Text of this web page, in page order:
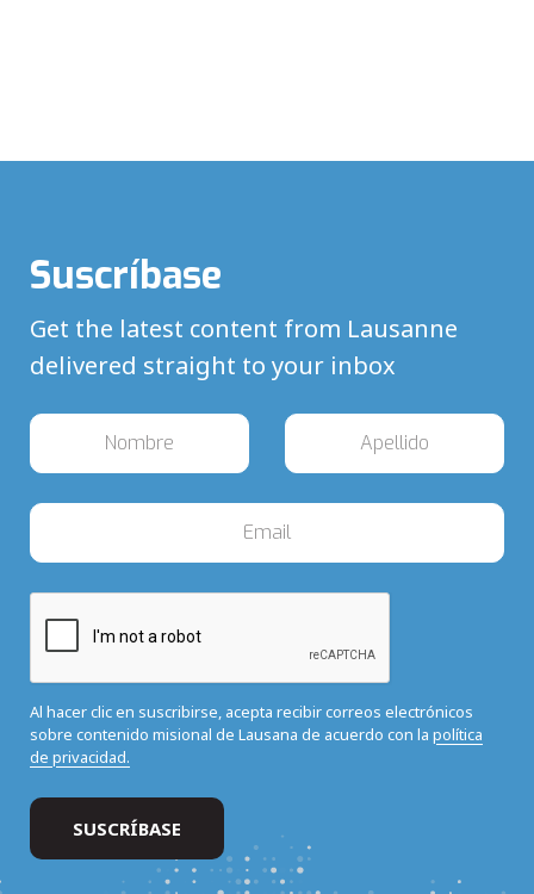
Suscríbase
Get the latest content from Lausanne
delivered straight to your inbox
Al hacer clic en suscribirse, acepta recibir correos electrónicos
sobre contenido misional de Lausana de acuerdo con la política
de privacidad.